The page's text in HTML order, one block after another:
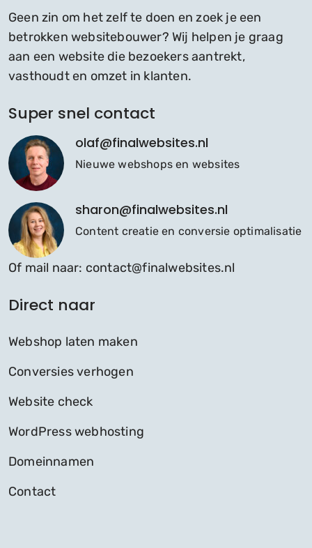
Geen zin om het zelf te doen en zoek je een
betrokken websitebouwer? Wij helpen je graag
aan een website die bezoekers aantrekt,
vasthoudt en omzet in klanten.
Super snel contact
olaf@finalwebsites.nl
Nieuwe webshops en websites
sharon@finalwebsites.nl
Content creatie en conversie optimalisatie
Of mail naar: contact@finalwebsites.nl
Direct naar
Webshop laten maken
Conversies verhogen
Website check
WordPress webhosting
Domeinnamen
Contact